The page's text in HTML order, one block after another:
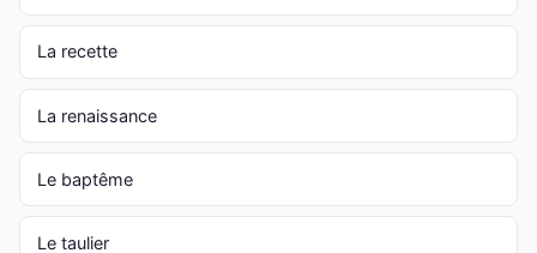
La recette
La renaissance
Le baptême
Le taulier